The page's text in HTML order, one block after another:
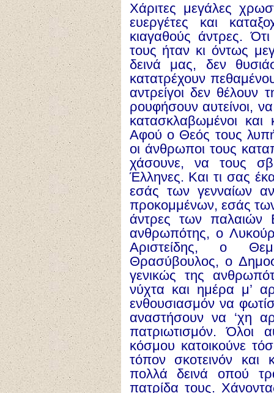
Χάριτες μεγάλες
ευεργέτες και
κιαγαθούς άντρες.
τους ήταν κι όντως
δεινά μας, δεν
κατατρέχουν
αντρείγοι δεν
ρουφήσουν αυτείνοι,
κατασκλαβωμένοι και
Αφού ο Θεός τους
οι άνθρωποι τους
χάσουνε, να τους
Έλληνες. Και τι σας
εσάς των γενναίων
προκομμένων, εσάς
άντρες των παλαιών
ανθρωπότης, ο
Αριστείδης, ο
Θρασύβουλος, ο
γενικώς της
νύχτα και ημέρα μ’
ενθουσιασμόν να
αναστήσουν να ‘χη
πατριωτισμόν. Όλοι
κόσμου κατοικούνε
τόπον σκοτεινόν και
πολλά δεινά οπού
πατρίδα τους.